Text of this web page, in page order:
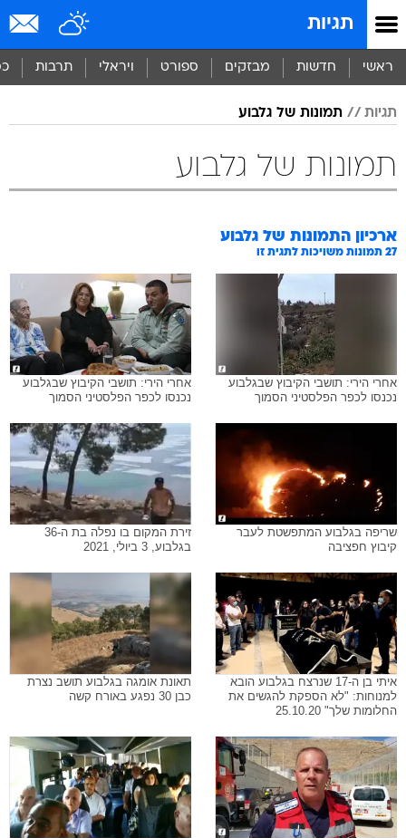
תגיות
ראשי חדשות מבזקים ספורט ויראלי תרבות
תגיות תמונות של גלבוע
תמונות של גלבוע
ארכיון התמונות של גלבוע
27 תמונות משויכות לתגית זו
אחרי הירי: תושבי הקיבוץ שבגלבוע
נכנסו לכפר הפלסטיני הסמוך
אחרי הירי: תושבי הקיבוץ שבגלבוע
נכנסו לכפר הפלסטיני הסמוך
שריפה בגלבוע המתפשטת לעבר
קיבוץ חפציבה
זירת המקום בו נפלה בת ה-36
בגלבוע, 3 ביולי, 2021
איתי בן ה-17 שנרצח בגלבוע הובא
למנוחות: "לא הספקת להגשים את
החלומות שלך" 25.10.20
תאונת אומגה בגלבוע תושב נצרת
כבן 30 נפגע באורח קשה